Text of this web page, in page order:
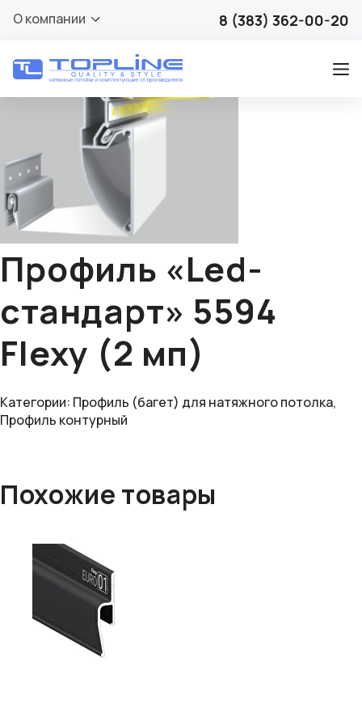
О компании 8 (383) 362-00-20
Профиль «Led-
стандарт» 5594
Flexy (2 мп)
Категории: Профиль (багет) для натяжного потолка,
Профиль контурный
Похожие товары